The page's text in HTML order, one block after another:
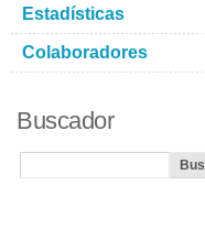
Estadísticas
Colaboradores
Buscador